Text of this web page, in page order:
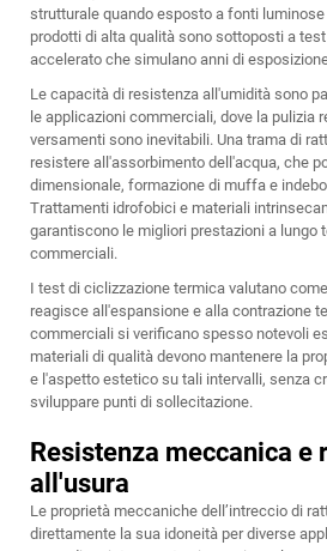
strutturale quando esposto a fonti
prodotti di alta qualità sono sottoposti a
accelerato che simulano anni di
Le capacità di resistenza all'umidità sono
le applicazioni commerciali, dove la pulizia
versamenti sono inevitabili. Una trama di
resistere all'assorbimento dell'acqua, che
dimensionale, formazione di muffa e
Trattamenti idrofobici e materiali
garantiscono le migliori prestazioni a lungo
commerciali.
I test di ciclizzazione termica valutano come
reagisce all'espansione e alla contrazione
commerciali si verificano spesso notevoli
materiali di qualità devono mantenere la
e l'aspetto estetico su tali intervalli, senza
sviluppare punti di sollecitazione.
Resistenza meccanica e
all'usura
Le proprietà meccaniche dell’intreccio di
direttamente la sua idoneità per diverse